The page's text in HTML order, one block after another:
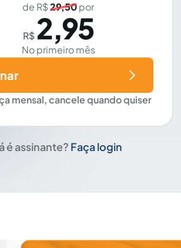
de R$29,50por
R$ 2,95
No primeiro mês
mensal, cancele quando quiser
é assinante? Faça login